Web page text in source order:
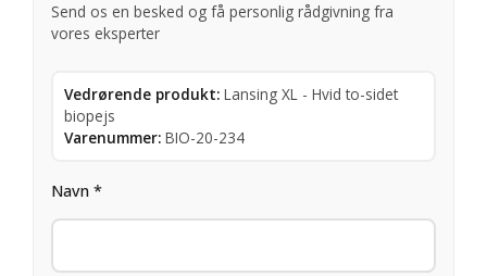
Send os en besked og få personlig rådgivning fra
vores eksperter
Vedrørende produkt: Lansing XL - Hvid to-sidet
biopejs
Varenummer: BIO-20-234
Navn *